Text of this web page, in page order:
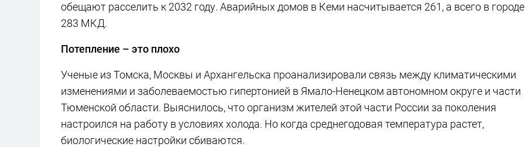
обещают расселить к 2032 году. Аварийных домов в Кеми насчитывается 261, а всего в городе
283 МКД.
Потепление – это плохо
Ученые из Томска, Москвы и Архангельска проанализировали связь между климатическими
изменениями и заболеваемостью гипертонией в Ямало-Ненецком автономном округе и части
Тюменской области. Выяснилось, что организм жителей этой части России за поколения
настроился на работу в условиях холода. Но когда среднегодовая температура растет,
биологические настройки сбиваются.